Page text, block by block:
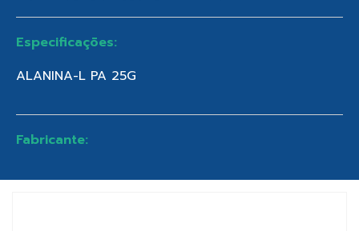
Especificações:
ALANINA-L PA 25G
Fabricante: